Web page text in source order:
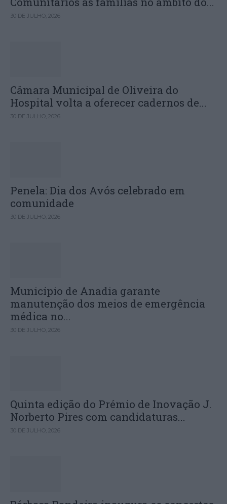
30 DE JULHO, 2026
Câmara Municipal de Oliveira do
Hospital volta a oferecer cadernos de...
30 DE JULHO, 2026
Penela: Dia dos Avós celebrado em
comunidade
30 DE JULHO, 2026
Município de Anadia garante
manutenção dos meios de emergência
médica no...
30 DE JULHO, 2026
Quinta edição do Prémio de Inovação J.
Norberto Pires com candidaturas...
30 DE JULHO, 2026